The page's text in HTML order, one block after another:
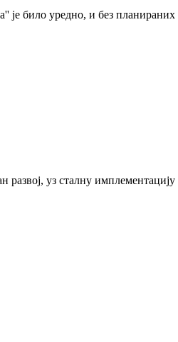
је било уредно, и без
развој, уз сталну